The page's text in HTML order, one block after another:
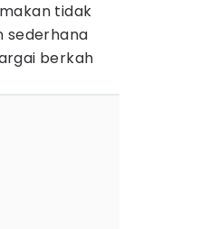
tidak
sederhana
berkah